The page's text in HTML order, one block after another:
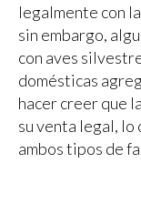
legalmente con
sin embargo,
con aves
domésticas
hacer creer que
su venta legal, lo
ambos tipos de